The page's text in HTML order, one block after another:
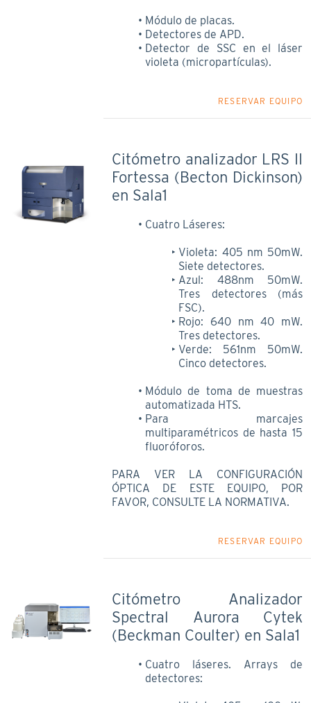
Módulo de placas.
Detectores de APD.
Detector de SSC en el láser
violeta (micropartículas).
RESERVAR EQUIPO
Citómetro analizador LRS II
Fortessa (Becton Dickinson)
en Sala1
Cuatro Láseres:
Violeta: 405 nm 50mW.
Siete detectores.
Azul: 488nm 50mW.
Tres detectores (más
FSC).
Rojo: 640 nm 40 mW.
Tres detectores.
Verde: 561nm 50mW.
Cinco detectores.
Módulo de toma de muestras
automatizada HTS.
Para marcajes
multiparamétricos de hasta 15
fluoróforos.
PARA VER LA CONFIGURACIÓN
ÓPTICA DE ESTE EQUIPO, POR
FAVOR, CONSULTE LA NORMATIVA.
RESERVAR EQUIPO
Citómetro Analizador
Spectral Aurora Cytek
(Beckman Coulter) en Sala1
Cuatro láseres. Arrays de
detectores: